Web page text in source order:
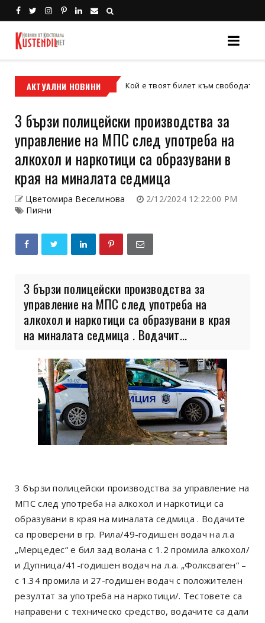
АКТУАЛНИ НОВИНИ
кросов мотор Кой е твоят билет към свободата –
3 бързи полицейски производства за
управление на МПС след употреба на
алкохол и наркотици са образувани в
края на миналата седмица
Цветомира Веселинова
2/12/2024 12:22:00 PM
Пияни
3 бързи полицейски производства за
управление на МПС след употреба на
алкохол и наркотици са образувани в края
на миналата седмица . Водачит...
3 бързи полицейски производства за управление на
МПС след употреба на алкохол и наркотици са
образувани в края на миналата седмица . Водачите
са проверени в гр. Рила/49-годишен водач на л.а
„Мерцедес“ е бил зад волана с 1.2 промила алкохол/
и Дупница/41-годишен водач на л.а. „Фолксваген“ –
с 1.34 промила и 27-годишен водач с положителен
резултат за употреба на наркотици/. Тестовете са
направени с техническо средство, водачите са дали